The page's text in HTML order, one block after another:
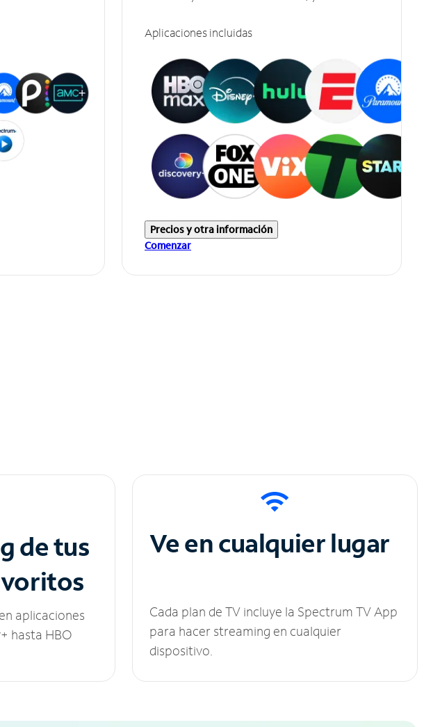
Aplicaciones incluidas
Precios y otra información
Comenzar
de tus
aplicaciones
hasta HBO
Ve en cualquier lugar
Cada plan de TV incluye la Spectrum TV App
para hacer streaming en cualquier
dispositivo.